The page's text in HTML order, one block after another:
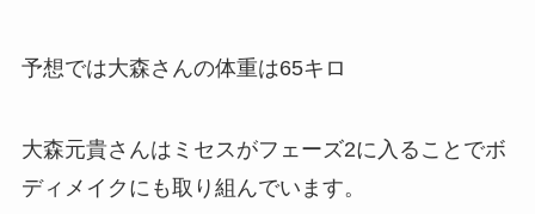
予想では大森さんの体重は65キロ
大森元貴さんはミセスがフェーズ2に入ることでボ
ディメイクにも取り組んでいます。